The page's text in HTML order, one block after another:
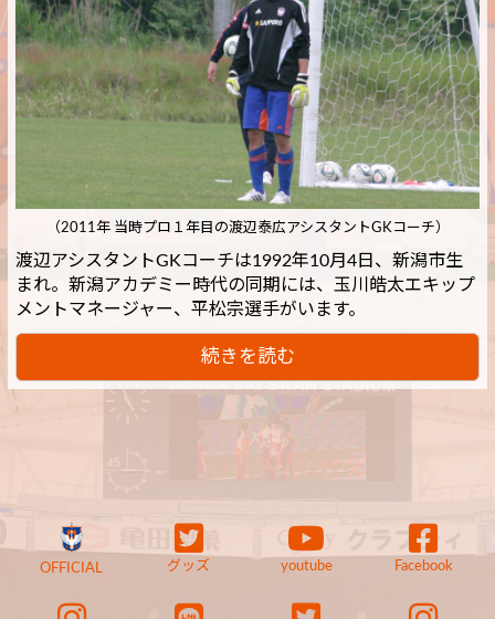
（2011年 当時プロ１年目の渡辺泰広アシスタントGKコーチ）
渡辺アシスタントGKコーチは1992年10月4日、新潟市生
まれ。新潟アカデミー時代の同期には、玉川皓太エキップ
メントマネージャー、平松宗選手がいます。
続きを読む
OFFICIAL グッズ youtube Facebook